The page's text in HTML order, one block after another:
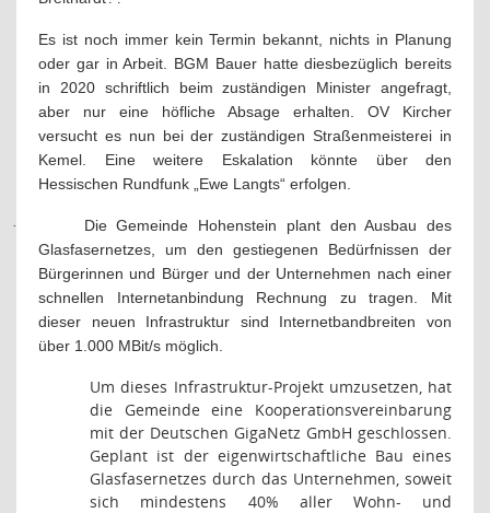
Es ist noch immer kein Termin bekannt, nichts in Planung
oder gar in Arbeit. BGM Bauer hatte diesbezüglich bereits
in 2020 schriftlich beim zuständigen Minister angefragt,
aber nur eine höfliche Absage erhalten. OV Kircher
versucht es nun bei der zuständigen Straßenmeisterei in
Kemel. Eine weitere Eskalation könnte über den
Hessischen Rundfunk „Ewe Langts“ erfolgen.
·
Die Gemeinde Hohenstein plant den Ausbau des
Glasfasernetzes, um den gestiegenen Bedürfnissen der
Bürgerinnen und Bürger und der Unternehmen nach einer
schnellen Internetanbindung Rechnung zu tragen. Mit
dieser neuen Infrastruktur sind Internetbandbreiten von
über 1.000 MBit/s möglich.
Um dieses Infrastruktur-Projekt umzusetzen, hat
die Gemeinde eine Kooperationsvereinbarung
mit der Deutschen GigaNetz GmbH geschlossen.
Geplant ist der eigenwirtschaftliche Bau eines
Glasfasernetzes durch das Unternehmen, soweit
sich mindestens 40% aller Wohn- und